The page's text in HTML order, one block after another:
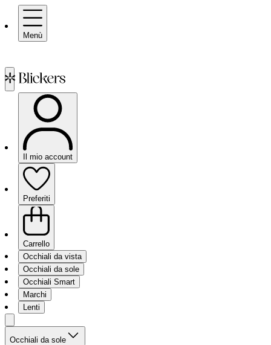
Menù
Il mio account
Preferiti
Carrello
Occhiali da vista
Occhiali da sole
Occhiali Smart
Marchi
Lenti
Occhiali da sole